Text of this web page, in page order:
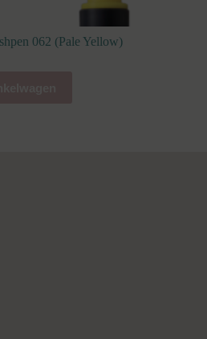
062 (Pale Yellow)